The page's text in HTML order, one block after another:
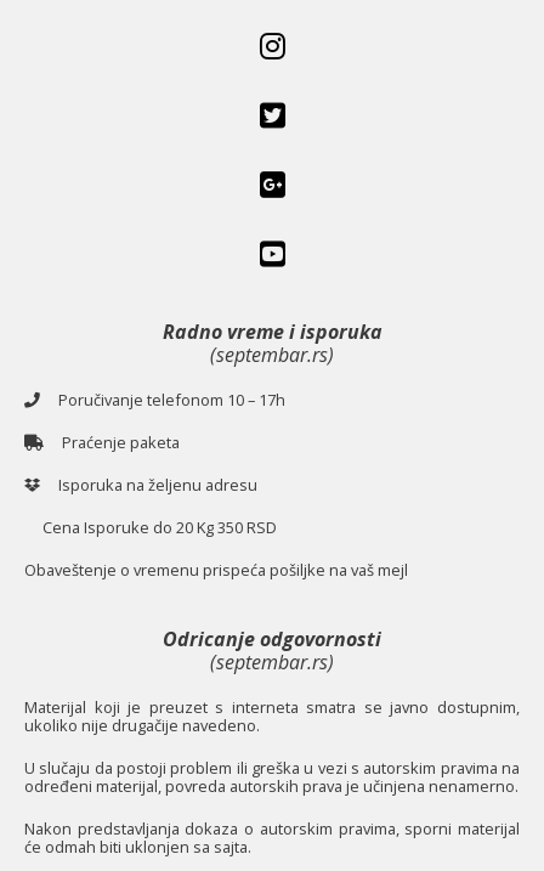
Radno vreme i isporuka
(septembar.rs)
Poručivanje telefonom 10 – 17h
Praćenje paketa
Isporuka na željenu adresu
Cena Isporuke do 20 Kg 350 RSD
Obaveštenje o vremenu prispeća pošiljke na vaš mejl
Odricanje odgovornosti
(septembar.rs)
Materijal koji je preuzet s interneta smatra se javno dostupnim,
ukoliko nije drugačije navedeno.
U slučaju da postoji problem ili greška u vezi s autorskim pravima na
određeni materijal, povreda autorskih prava je učinjena nenamerno.
Nakon predstavljanja dokaza o autorskim pravima, sporni materijal
će odmah biti uklonjen sa sajta.